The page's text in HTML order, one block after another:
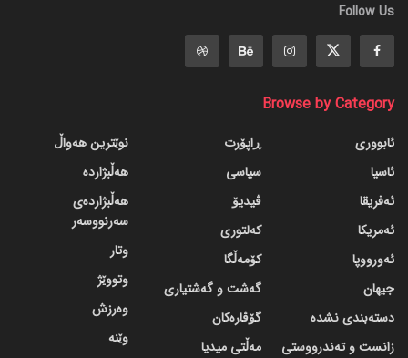
Follow Us
Browse by Category
ئابووری
ئاسیا
ئەفریقا
ئەمریکا
ئەورووپا
جیهان
دسته‌بندی نشده
زانست و تەندرووستی
ڕاپۆرت
سیاسی
ڤیدیۆ
کەلتوری
کۆمەڵگا
گه‌شت و گه‌شتیاری
گۆڤاره‌کان
مەڵتی میدیا
نوێترین هەواڵ
هەڵبژاردە
هەڵبژاردەی
سەرنووسەر
وتار
وتووێژ
وەرزش
وێنە